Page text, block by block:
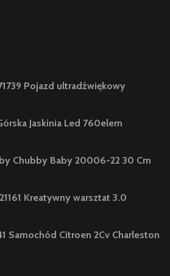
Pojazd ultradźwiękowy
Jaskinia Led 760elem
Chubby Baby 20006-22 30 Cm
Kreatywny warsztat 3.0
Samochód Citroen 2Cv Charleston